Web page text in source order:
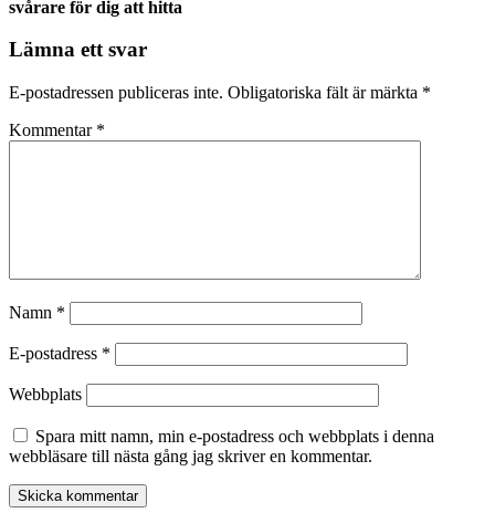
svårare för dig att hitta
Lämna ett svar
E-postadressen publiceras inte. Obligatoriska fält är märkta *
Kommentar *
Namn *
E-postadress *
Webbplats
Spara mitt namn, min e-postadress och webbplats i denna
webbläsare till nästa gång jag skriver en kommentar.